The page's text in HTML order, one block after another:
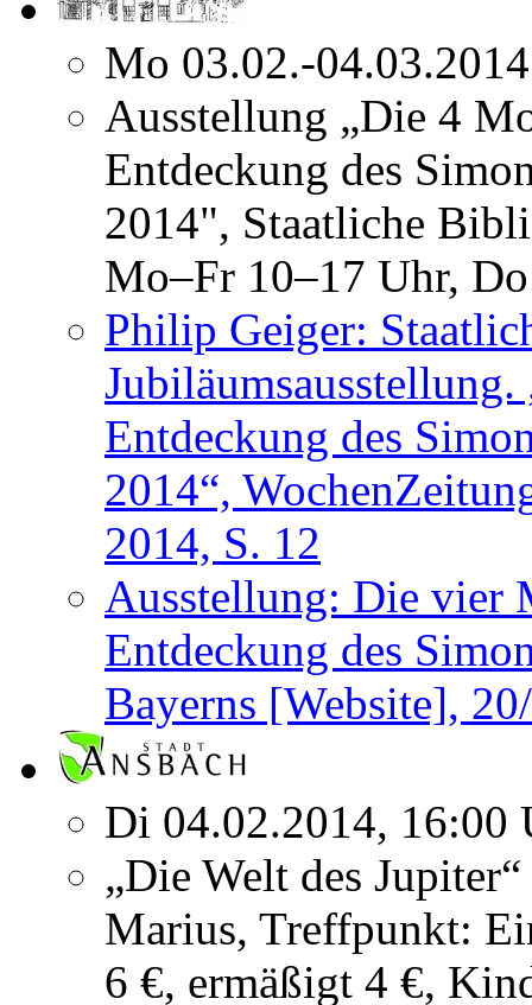
Mo 03.02.-04.03.2014
Ausstellung „Die 4
Entdeckung des
2014", Staatliche
Mo–Fr 10–17 Uhr,
Philip Geiger:
Entdeckung des
2014“,
2014, S. 12
Ausstellung: Die vier
Entdeckung des
Bayerns [Website],
Di 04.02.2014, 16:00
„Die Welt des
Marius, Treffpunkt:
6 €, ermäßigt 4 €,